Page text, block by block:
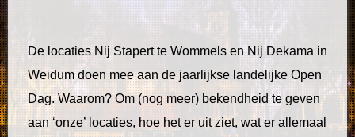
De locaties Nij Stapert te Wommels en Nij Dekama in
Weidum doen mee aan de jaarlijkse landelijke Open
Dag. Waarom? Om (nog meer) bekendheid te geven
aan ‘onze’ locaties, hoe het er uit ziet, wat er allemaal